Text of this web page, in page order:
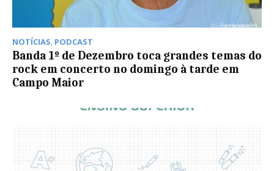
NOTÍCIAS, PODCAST
Banda 1º de Dezembro toca grandes temas do
rock em concerto no domingo à tarde em
Campo Maior